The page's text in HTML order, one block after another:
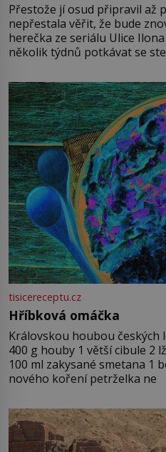
Přestože jí osud připravil až
nepřestala věřit, že bude znovu
herečka ze seriálu Ulice
několik týdnů potkávat se
tisicereceptu.cz
Hříbková omáčka
Královskou houbou českých lesů
400 g houby 1 větší cibule 2
100 ml zakysané smetana 1
nového koření petrželka ne